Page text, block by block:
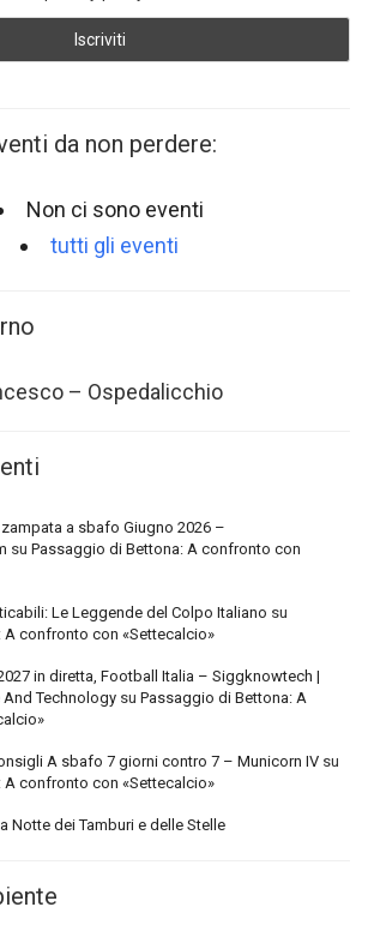
da non perdere:
Non ci sono eventi
tutti gli eventi
– Ospedalicchio
a sbafo Giugno 2026 –
su Passaggio di Bettona: A confronto con
Le Leggende del Colpo Italiano su
confronto con «Settecalcio»
in diretta, Football Italia – Siggknowtech |
Technology su Passaggio di Bettona: A
A sbafo 7 giorni contro 7 – Municorn IV su
confronto con «Settecalcio»
Notte dei Tamburi e delle Stelle